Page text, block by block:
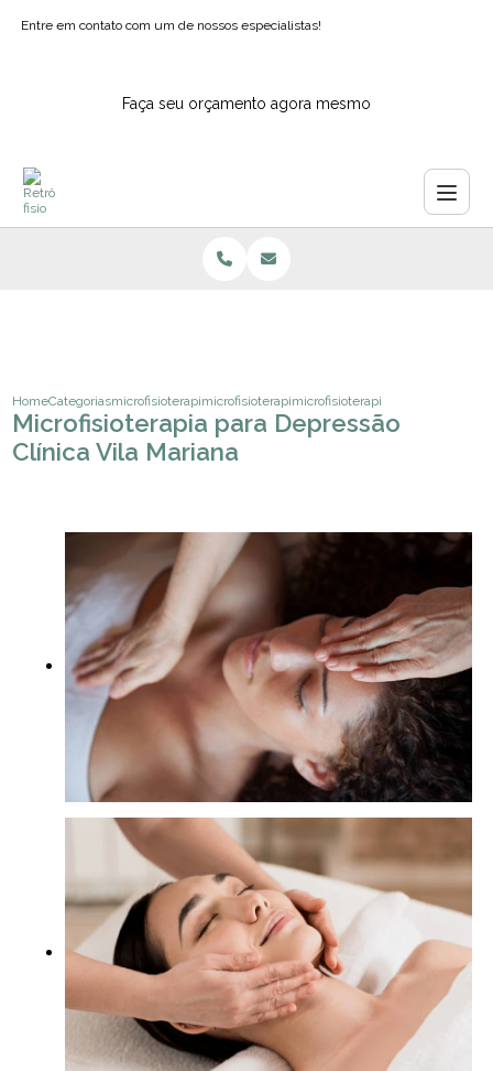
Entre em contato com um de nossos especialistas!
Faça seu orçamento agora mesmo
HomeCategoriasmicrofisioterapiamicrofisioterapia para ansiedade sao paulo
microfisioterapia para depressao
Microfisioterapia para Depressão
Clínica Vila Mariana